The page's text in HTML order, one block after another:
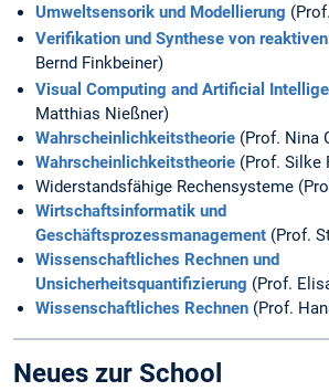
Umweltsensorik und Modellierung
Verifikation und Synthese von
Bernd Finkbeiner)
Visual Computing and Artificial
Matthias Nießner)
Wahrscheinlichkeitstheorie (Prof. Nina
Wahrscheinlichkeitstheorie (Prof. Silke
Widerstandsfähige Rechensysteme
Wirtschaftsinformatik und
Geschäftsprozessmanagement (Prof.
Wissenschaftliches Rechnen und
Unsicherheitsquantifizierung (Prof.
Wissenschaftliches Rechnen (Prof.
Neues zur School